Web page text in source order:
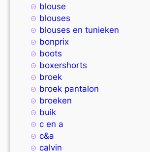
blouse
blouses
blouses en tunieken
bonprix
boots
boxershorts
broek
broek pantalon
broeken
buik
c en a
c&a
calvin